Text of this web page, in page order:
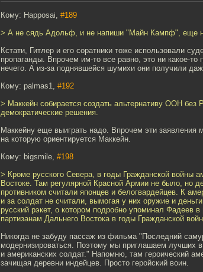
Кому: Happosai, #189
> А не сядь Адольф, и не напиши "Майн Кампф", еще
Кстати, Гитлер и его соратники тоже использовали
пропаганды. Впрочем им-то все равно, это ни какое-
нечего. А из-за поднявшейся шумихи они получили
Кому: palmas1, #192
> Маккейн собирается создать альтернативу ООН
демократические решения.
Маккейну еще выиграть надо. Впрочем эти заявления
на которую ориентируется Маккейн.
Кому: bigsmile, #198
> Кроме русского Севера, в годы Гражданской войны
Востоке. Там регулярной Красной Армии не было, но
противником считали японцев и белогвардейцев. К
и за солдат не считали, вымогая у них оружие и
русский рэкет, о котором подробно упоминал Фадеев
партизанам Дальнего Востока в годы Гражданской
Никогда не забуду пассаж из фильма "Последний
модернизироваться. Поэтому мы приглашаем лучших
и американских солдат." Напомню, там героический
зачищая деревни индейцев. Просто геройский воин.